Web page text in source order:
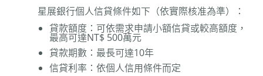
星展銀行個人信貸條件如下（依實際核准為準）：
貸款額度：可依需求申請小額信貸或較高額度，
最高可達NT$ 500萬元
貸款期數：最長可達10年
信貸利率：依個人信用條件而定